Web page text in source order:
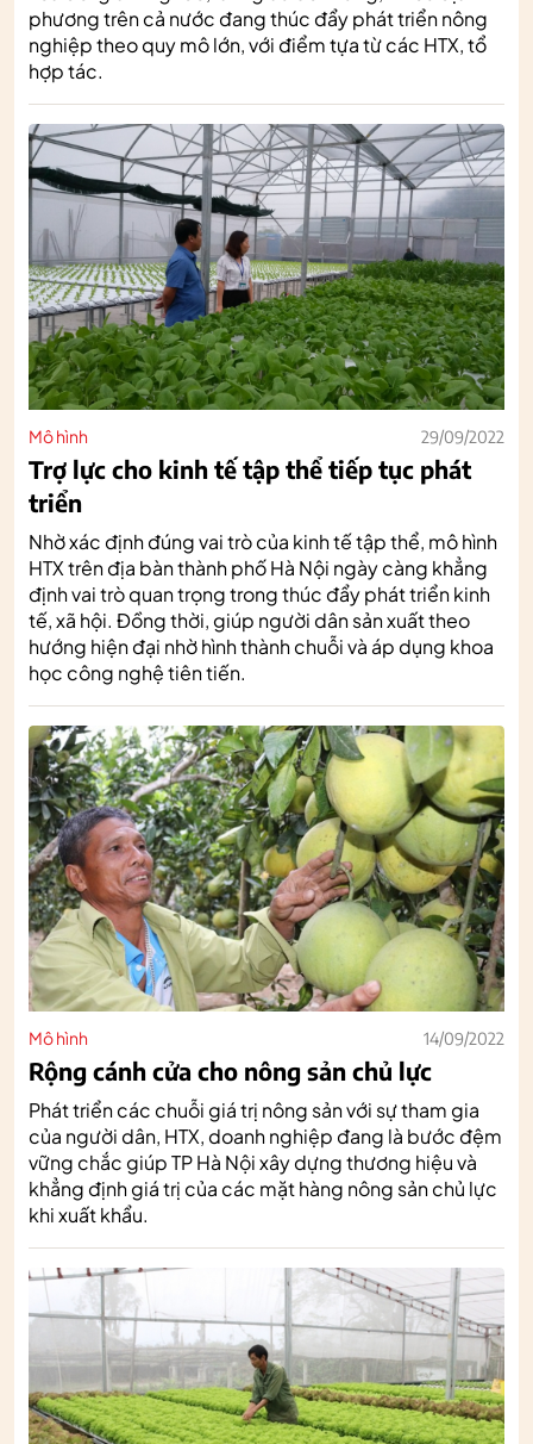
phương trên cả nước đang thúc đẩy phát triển nông
nghiệp theo quy mô lớn, với điểm tựa từ các HTX, tổ
hợp tác.
Mô hình 29/09/2022
Trợ lực cho kinh tế tập thể tiếp tục phát
triển
Nhờ xác định đúng vai trò của kinh tế tập thể, mô hình
HTX trên địa bàn thành phố Hà Nội ngày càng khẳng
định vai trò quan trọng trong thúc đẩy phát triển kinh
tế, xã hội. Đồng thời, giúp người dân sản xuất theo
hướng hiện đại nhờ hình thành chuỗi và áp dụng khoa
học công nghệ tiên tiến.
Mô hình 14/09/2022
Rộng cánh cửa cho nông sản chủ lực
Phát triển các chuỗi giá trị nông sản với sự tham gia
của người dân, HTX, doanh nghiệp đang là bước đệm
vững chắc giúp TP Hà Nội xây dựng thương hiệu và
khẳng định giá trị của các mặt hàng nông sản chủ lực
khi xuất khẩu.